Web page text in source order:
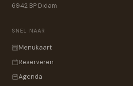
6942 BP Didam
SNEL NAAR
Menukaart
Reserveren
Agenda